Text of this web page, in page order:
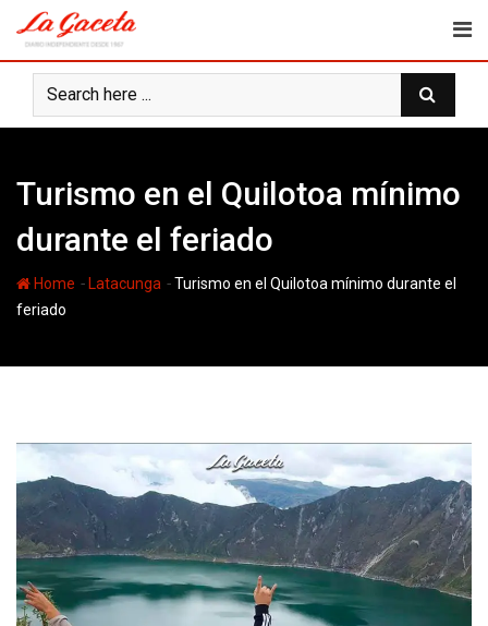
content
Turismo en el Quilotoa mínimo
durante el feriado
Home - Latacunga -Turismo en el Quilotoa mínimo durante el
feriado